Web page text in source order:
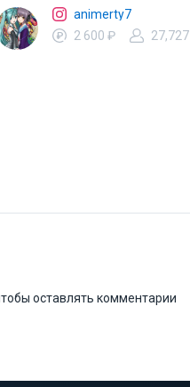
animerty7
2 600 ₽
27,727
оставлять комментарии